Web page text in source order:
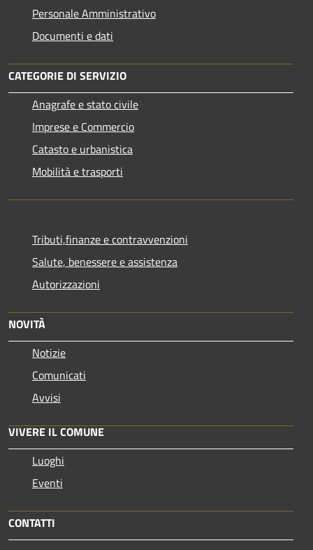
Personale Amministrativo
Documenti e dati
CATEGORIE DI SERVIZIO
Anagrafe e stato civile
Imprese e Commercio
Catasto e urbanistica
Mobilità e trasporti
Tributi,finanze e contravvenzioni
Salute, benessere e assistenza
Autorizzazioni
NOVITÀ
Notizie
Comunicati
Avvisi
VIVERE IL COMUNE
Luoghi
Eventi
CONTATTI